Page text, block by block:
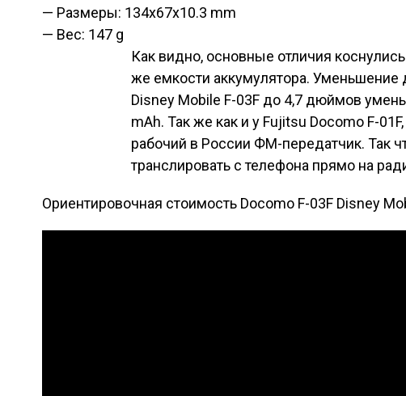
— Размеры: 134x67x10.3 mm
— Вес: 147 g
Как видно, основные отличия
же емкости аккумулятора. Уменьшение
Disney Mobile F-03F до 4,7 дюймов
mAh. Так же как и у Fujitsu Docomo F-
рабочий в России ФМ-передатчик. Так
транслировать с телефона прямо на
Ориентировочная стоимость Docomo F-03F Disney